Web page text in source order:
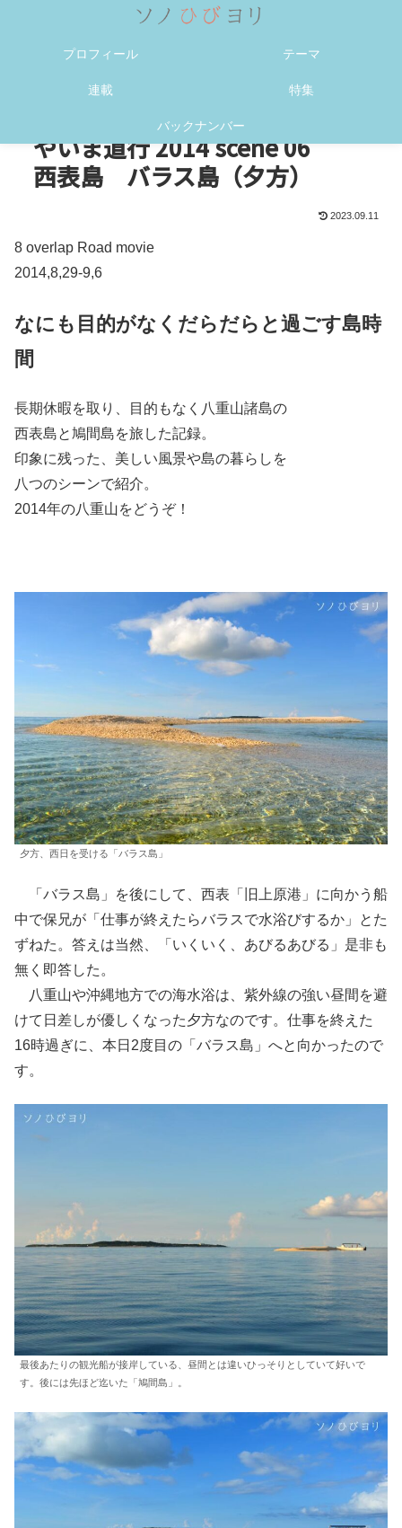
プロフィール テーマ
連載 特集
バックナンバー
やいま道行 2014 scene 06
西表島 バラス島（夕方）
2023.09.11
8 overlap Road movie
2014,8,29-9,6
なにも目的がなくだらだらと過ごす島時
間
長期休暇を取り、目的もなく八重山諸島の
西表島と鳩間島を旅した記録。
印象に残った、美しい風景や島の暮らしを
八つのシーンで紹介。
2014年の八重山をどうぞ！
夕方、西日を受ける「バラス島」
「バラス島」を後にして、西表「旧上原港」に向かう船
中で保兄が「仕事が終えたらバラスで水浴びするか」とた
ずねた。答えは当然、「いくいく、あびるあびる」是非も
無く即答した。
八重山や沖縄地方での海水浴は、紫外線の強い昼間を避
けて日差しが優しくなった夕方なのです。仕事を終えた
16時過ぎに、本日2度目の「バラス島」へと向かったので
す。
最後あたりの観光船が接岸している、昼間とは違いひっそりとしていて好いで
す。後には先ほど迄いた「鳩間島」。